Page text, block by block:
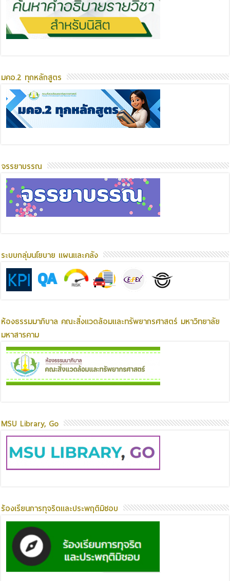
มคอ.2 ทุกหลักสูตร
จรรยาบรรณ
ระบบกลุ่มนโยบาย แผนและคลัง
ห้องธรรมมาภิบาล คณะสิ่งแวดล้อมและทรัพยากรศาสตร์ มหาวิทยาลัย
มหาสารคาม
MSU Library, Go
ร้องเรียนการทุจริตและประพฤติมิชอบ